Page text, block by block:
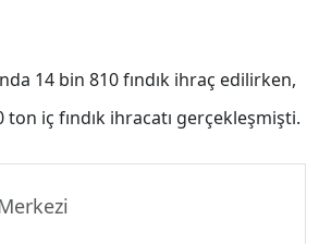
14 bin 810 fındık ihraç edilirken,
ton iç fındık ihracatı gerçekleşmişti.